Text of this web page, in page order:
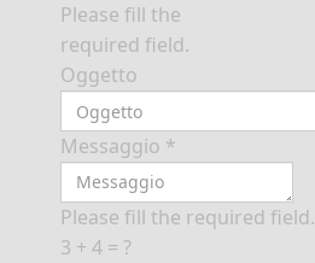
Please fill the
required field.
Oggetto
Messaggio *
Please fill the required field.
3 + 4 = ?